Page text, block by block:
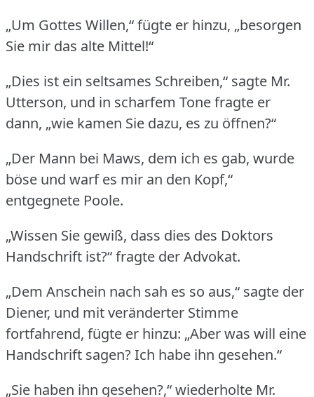
„Um Gottes Willen,“ fügte er hinzu, „besorgen
Sie mir das alte Mittel!“
„Dies ist ein seltsames Schreiben,“ sagte Mr.
Utterson, und in scharfem Tone fragte er
dann, „wie kamen Sie dazu, es zu öffnen?“
„Der Mann bei Maws, dem ich es gab, wurde
böse und warf es mir an den Kopf,“
entgegnete Poole.
„Wissen Sie gewiß, dass dies des Doktors
Handschrift ist?“ fragte der Advokat.
„Dem Anschein nach sah es so aus,“ sagte der
Diener, und mit veränderter Stimme
fortfahrend, fügte er hinzu: „Aber was will eine
Handschrift sagen?Ich habe ihn gesehen.“
„Sie haben ihn gesehen?,“ wiederholte Mr.